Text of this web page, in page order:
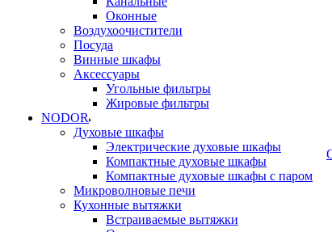
Оконные
Воздухоочистители
Посуда
Винные шкафы
Аксессуары
Угольные фильтры
Жировые фильтры
NODOR
Духовые шкафы
Электрические духовые шкафы
Компактные духовые шкафы
Компактные духовые шкафы с паром
Микроволновые печи
Кухонные вытяжки
Встраиваемые вытяжки